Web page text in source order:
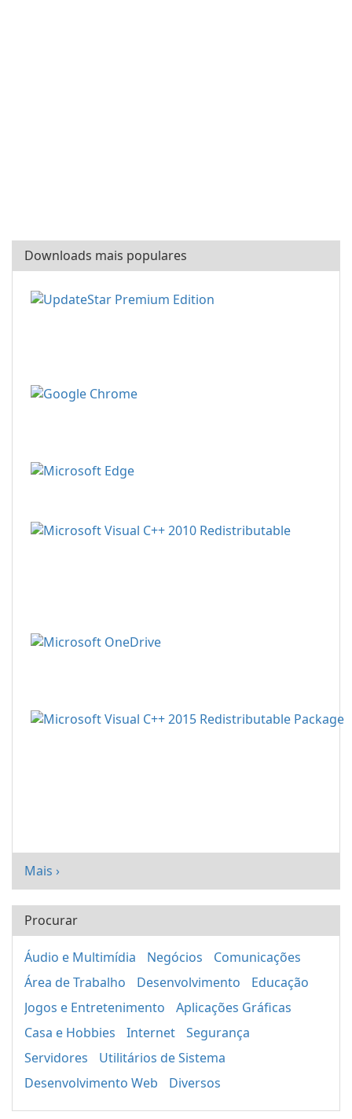
Downloads mais populares
Mais ›
Procurar
Áudio e Multimídia Negócios
Comunicações
Área de Trabalho
Desenvolvimento
Educação
Jogos e Entretenimento
Aplicações Gráficas
Casa e Hobbies
Internet
Segurança
Servidores
Utilitários de Sistema
Desenvolvimento Web
Diversos